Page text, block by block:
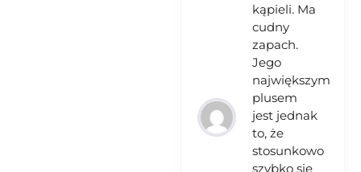
kąpieli. Ma
cudny
zapach.
Jego
największym
plusem
jest jednak
to, że
stosunkowo
szybko się